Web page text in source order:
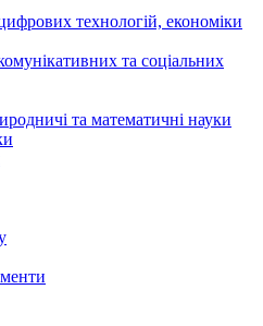
технологій, економіки
та соціальних
та математичні науки